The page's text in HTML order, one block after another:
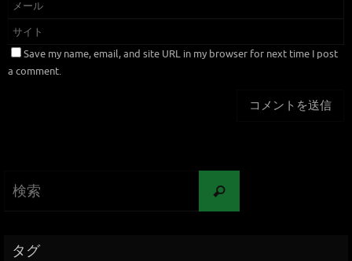
Save my name, email, and site URL in my browser for next time I post
a comment.
タグ